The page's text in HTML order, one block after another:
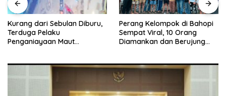
Kurang dari Sebulan Diburu,
Terduga Pelaku
Penganiayaan Maut
Perang Kelompok di Bahopi
Sempat Viral, 10 Orang
Diamankan dan Berujung